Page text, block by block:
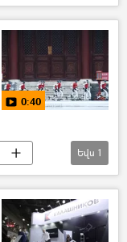
0:40
Եվս 1